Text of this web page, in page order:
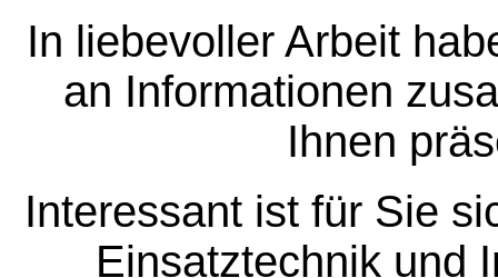
In liebevoller Arbeit
an Informationen
Ihnen
Interessant ist für Sie
Einsatztechnik und